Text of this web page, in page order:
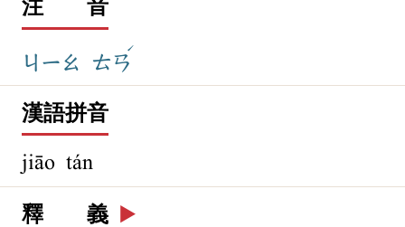
注 音
ㄐㄧㄠ ㄊㄢ
ˊ
漢語拼音
jiāo tán
釋 義 ▶️